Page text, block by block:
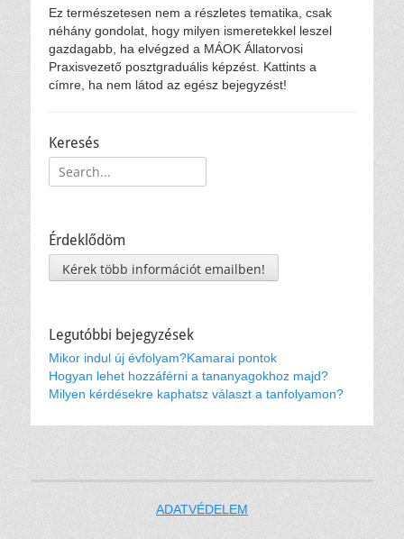
Ez természetesen nem a részletes tematika, csak
néhány gondolat, hogy milyen ismeretekkel leszel
gazdagabb, ha elvégzed a MÁOK Állatorvosi
Praxisvezető posztgraduális képzést. Kattints a
címre, ha nem látod az egész bejegyzést!
Keresés
Keresés:
Érdeklődöm
Kérek több információt emailben!
Legutóbbi bejegyzések
Mikor indul új évfolyam?Kamarai pontok
Hogyan lehet hozzáférni a tananyagokhoz majd?
Milyen kérdésekre kaphatsz választ a tanfolyamon?
ADATVÉDELEM